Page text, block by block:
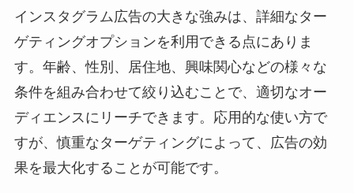
インスタグラム広告の大きな強みは、詳細なター
ゲティングオプションを利用できる点にありま
す。年齢、性別、居住地、興味関心などの様々な
条件を組み合わせて絞り込むことで、適切なオー
ディエンスにリーチできます。応用的な使い方で
すが、慎重なターゲティングによって、広告の効
果を最大化することが可能です。